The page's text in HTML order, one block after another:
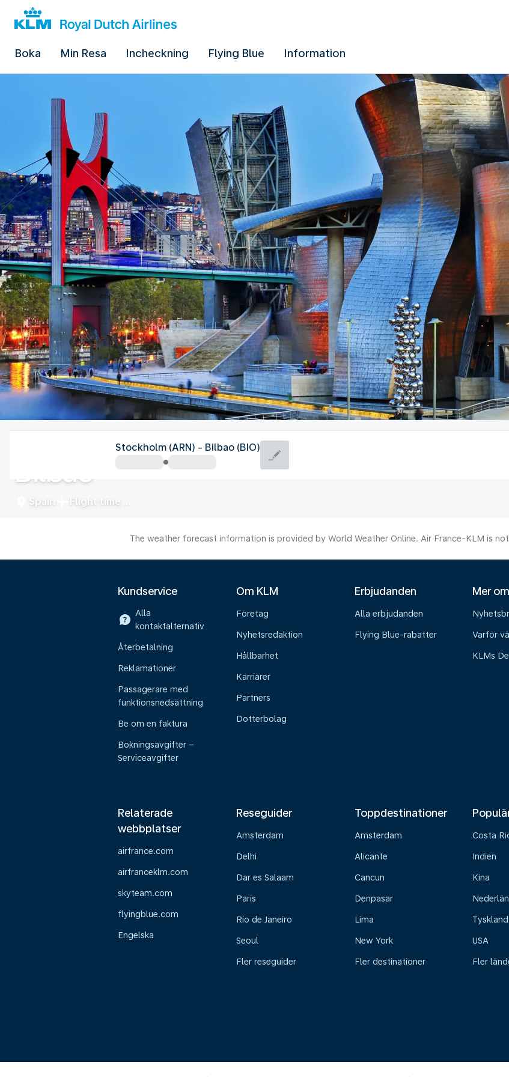
Boka Min Resa Incheckning Flying Blue Information
Bilbao
Spain Flight time
Stockholm (ARN) - Bilbao (BIO)
The weather forecast information is provided by World Weather Online. Air France-KLM is
Kundservice
Alla
kontaktalternativ
Återbetalning
Reklamationer
Passagerare med
funktionsnedsättning
Be om en faktura
Bokningsavgifter –
Serviceavgifter
Om KLM
Företag
Nyhetsredaktion
Hållbarhet
Karriärer
Partners
Dotterbolag
Erbjudanden
Alla erbjudanden
Flying Blue-rabatter
Mer
Varför
KLMs
Relaterade
webbplatser
airfrance.com
airfranceklm.com
skyteam.com
flyingblue.com
Engelska
Reseguider
Amsterdam
Delhi
Dar es Salaam
Paris
Rio de Janeiro
Seoul
Fler reseguider
Toppdestinationer
Amsterdam
Alicante
Cancun
Denpasar
Lima
New York
Fler destinationer
Costa
Indien
Kina
Tyskland
USA
Fler